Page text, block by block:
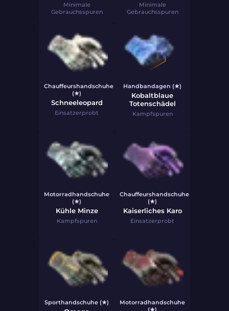
Minimale
Gebrauchsspuren
Minimale
Gebrauchsspuren
Chauffeurshandschuhe
(★)
Schneeleopard
Einsatzerprobt
Handbandagen (★)
Kobaltblaue
Totenschädel
Kampfspuren
Motorradhandschuhe
(★)
Kühle Minze
Kampfspuren
Chauffeurshandschuhe
(★)
Kaiserliches Karo
Einsatzerprobt
Sporthandschuhe (★)
Motorradhandschuhe
(★)